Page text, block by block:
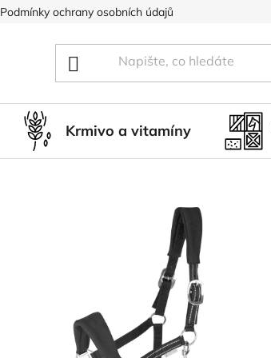
Podmínky ochrany osobních údajů
Krmivo a vitamíny